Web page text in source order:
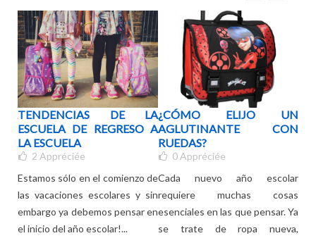
TENDENCIAS DE LA
ESCUELA DE REGRESO A
LA ESCUELA
2 Appréciée
Estamos sólo en el comienzo de
las vacaciones escolares y sin
embargo ya debemos pensar en
el inicio del año escolar!...
¿CÓMO ELIJO UN
AGLUTINANTE CON
RUEDAS?
0 Appréciée
Cada nuevo año escolar
requiere muchas cosas
esenciales en las que pensar. Ya
se trate de ropa nueva,